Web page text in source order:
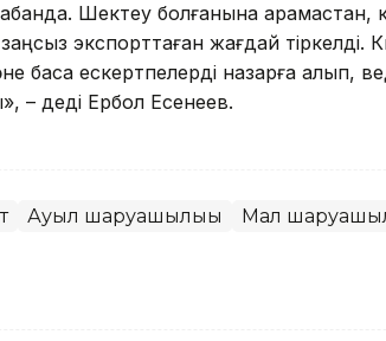
Шектеу болғанына қарамастан,
экспорттаған жағдай тіркелді.
басқа ескертпелерді назарға алып,
– деді Ербол Есенеев.
Ауыл шаруашылығы Мал